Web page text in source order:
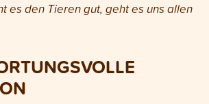
es den Tieren gut, geht es uns allen